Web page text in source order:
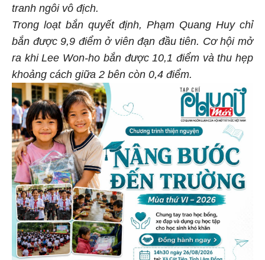
tranh ngôi vô địch.
Trong loạt bắn quyết định, Phạm Quang Huy chỉ
bắn được 9,9 điểm ở viên đạn đầu tiên. Cơ hội mở
ra khi Lee Won-ho bắn được 10,1 điểm và thu hẹp
khoảng cách giữa 2 bên còn 0,4 điểm.